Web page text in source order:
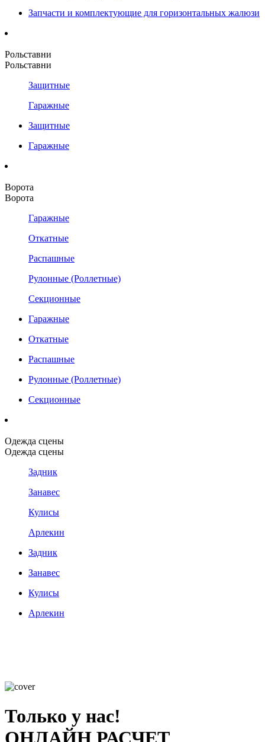
Запчасти и комплектующие для горизонтальных жалюзи
Рольставни
Рольставни
Защитные
Гаражные
Защитные
Гаражные
Ворота
Ворота
Гаражные
Откатные
Распашные
Рулонные (Роллетные)
Секционные
Гаражные
Откатные
Распашные
Рулонные (Роллетные)
Секционные
Одежда сцены
Одежда сцены
Задник
Занавес
Кулисы
Арлекин
Задник
Занавес
Кулисы
Арлекин
Только у нас!
ОНЛАЙН РАСЧЕТ